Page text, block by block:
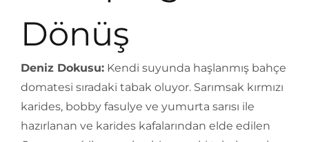
Dönüş
Deniz Dokusu: Kendi suyunda haşlanmış bahçe
domatesi sıradaki tabak oluyor. Sarımsak kırmızı
karides, bobby fasulye ve yumurta sarısı ile
hazırlanan ve karides kafalarından elde edilen